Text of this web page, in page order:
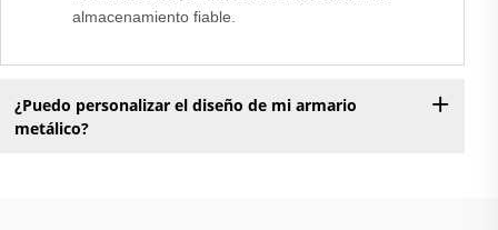
almacenamiento fiable.
¿Puedo personalizar el diseño de mi armario
metálico?